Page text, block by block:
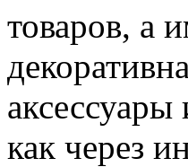
товаров, а
как через